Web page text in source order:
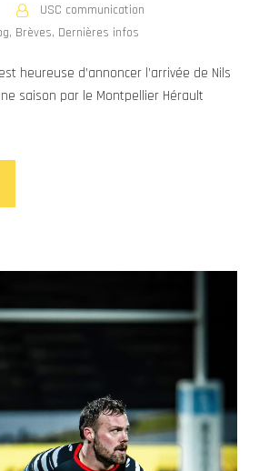
USC communication
, Brèves, Dernières infos
heureuse d’annoncer l’arrivée de Nils
saison par le Montpellier Hérault